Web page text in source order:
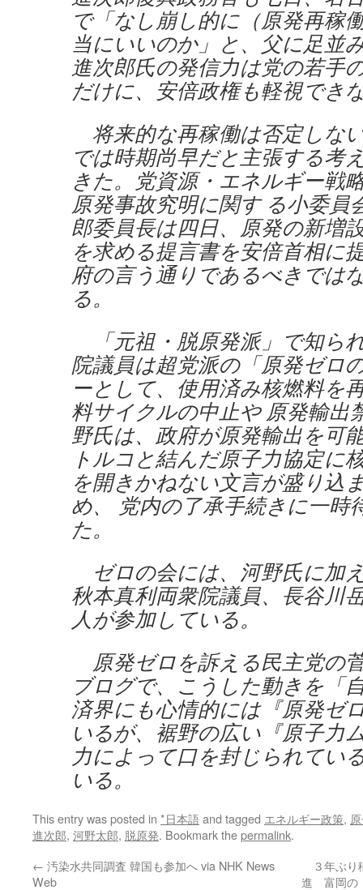
で「なし崩し的に（原発再稼
当にいいのか」と、父に足並
進次郎氏の発信力は党の若手
だけに、安倍政権も軽視でき
将来的な再稼働は否定しな
では時期尚早だと主張する考
きた。党資源・エネルギー戦
原発事故究明に関す る小委員
郎委員長は四日、原発の新増
を求める提言書を安倍首相に
府の言う通りであるべきでは
る。
「元祖・脱原発派」で知ら
院議員は超党派の「原発ゼロ
ーとして、使用済み核燃料を
料サイクルの中止や 原発輸出
野氏は、政府が原発輸出を可
トルコと結んだ原子力協定に
を開きかねない文言が盛り込
め、 党内の了承手続きに一時
た。
ゼロの会には、河野氏に加
秋本真利両衆院議員、長谷川
人が参加している。
原発ゼロを訴える民主党の
ブログで、こうした動きを「
済界にも心情的には『原発ゼ
いるが、裾野の広い『原子力
力によって口を封じられてい
いる。
This entry was posted in *日本語and tagged エネルギー政策,
進次郎, 河野太郎, 脱原発. Bookmark thepermalink.
← 汚染水共同調査 韓国も参加へ via NHK News
Web
３年ぶ
進 富岡の